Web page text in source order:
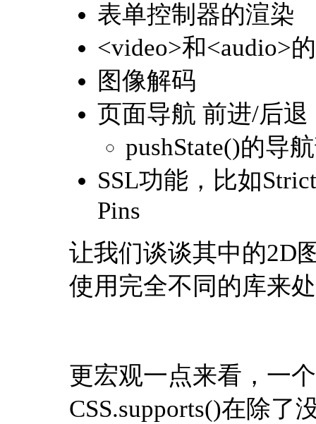
表单控制器的渲染
<video>和<audio>
图像解码
页面导航 前进/后退
pushState()的导
SSL功能，比如
Pins
让我们谈谈其中的2D
使用完全不同的库来
更宏观一点来看，一
CSS.supports()在除了